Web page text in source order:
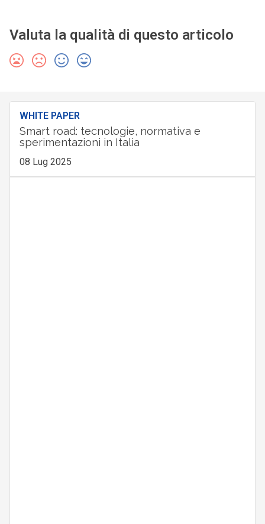
Valuta la qualità di questo articolo
WHITE PAPER
Smart road: tecnologie, normativa e
sperimentazioni in Italia
08 Lug 2025